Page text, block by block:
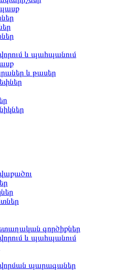
և պահպանում
և թասեր
գործիքներ
և պահպանում
պարագաներ